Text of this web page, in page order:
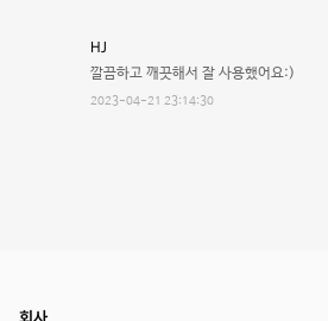
HJ
깔끔하고 깨끗해서 잘 사용했어요:)
2023-04-21 23:14:30